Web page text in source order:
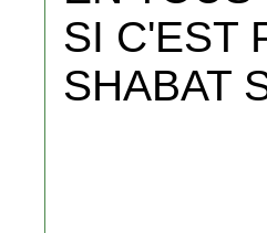
SI C'EST
SHABAT